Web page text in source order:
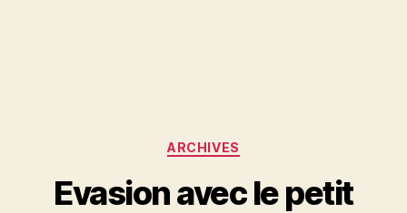
Catégories
ARCHIVES
Evasion avec le petit